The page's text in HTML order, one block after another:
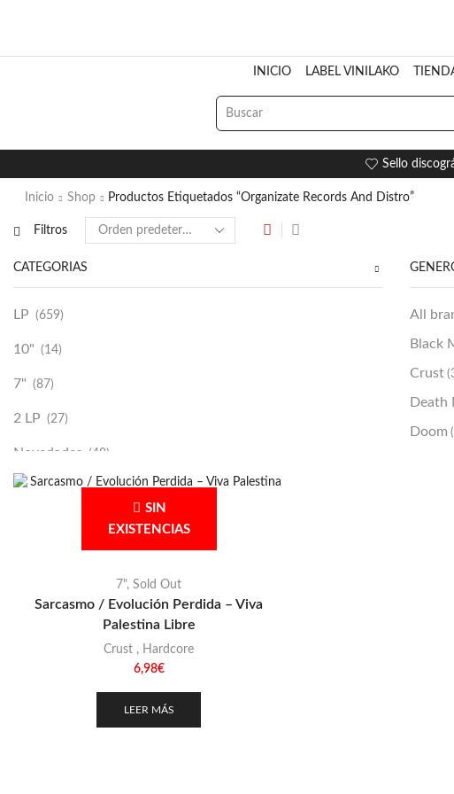
INICIO LABEL VINILAKO
Sello
Inicio Shop Productos Etiquetados “Organizate Records And Distro”
Filtros
CATEGORÍAS
LP (659)
10" (14)
7" (87)
2 LP (27)
Novedades (48)
Vinilako (34)
All
Black
Crust
Death
Doom
SIN
EXISTENCIAS
7", Sold Out
Sarcasmo / Evolución Perdida – Viva
Palestina Libre
Crust , Hardcore
6,98€
LEER MÁS